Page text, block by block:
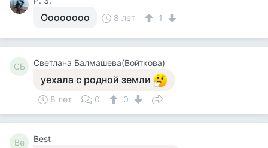
Oooooooo 8 лет 1
СБ Светлана Балмашева(Войткова)
уехала с родной земли
8 лет 0 0
Be Best